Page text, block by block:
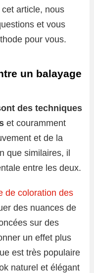
article, nous
et vous
pour vous.
un balayage
des techniques
et couramment
et de la
que similaires, il
entre les deux.
de coloration des
des nuances de
sur des
un effet plus
est très populaire
naturel et élégant